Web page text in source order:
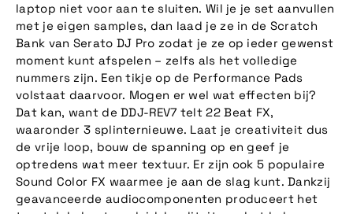
laptop niet voor aan te sluiten. Wil je je set aanvullen
met je eigen samples, dan laad je ze in de Scratch
Bank van Serato DJ Pro zodat je ze op ieder gewenst
moment kunt afspelen – zelfs als het volledige
nummers zijn. Een tikje op de Performance Pads
volstaat daarvoor. Mogen er wel wat effecten bij?
Dat kan, want de DDJ-REV7 telt 22 Beat FX,
waaronder 3 splinternieuwe. Laat je creativiteit dus
de vrije loop, bouw de spanning op en geef je
optredens wat meer textuur. Er zijn ook 5 populaire
Sound Color FX waarmee je aan de slag kunt. Dankzij
geavanceerde audiocomponenten produceert het